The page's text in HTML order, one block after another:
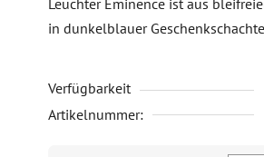
ist
5,0
5
Sternen.
in dunkelblauer
Verfügbarkeit
Artikelnummer: